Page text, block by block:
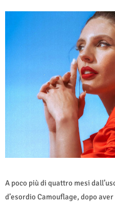
A poco più di quattro mesi
d’esordio Camouflage, dopo